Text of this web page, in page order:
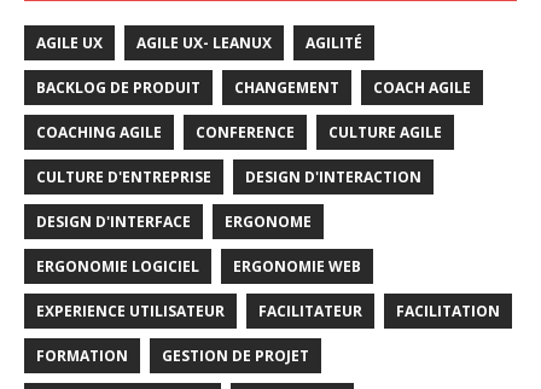
AGILE UX AGILE UX- LEANUX AGILITÉ
BACKLOG DE PRODUIT CHANGEMENT COACH AGILE
COACHING AGILE CONFERENCE CULTURE AGILE
CULTURE D'ENTREPRISE DESIGN D'INTERACTION
DESIGN D'INTERFACE ERGONOME
ERGONOMIE LOGICIEL ERGONOMIE WEB
EXPERIENCE UTILISATEUR FACILITATEUR FACILITATION
FORMATION GESTION DE PROJET